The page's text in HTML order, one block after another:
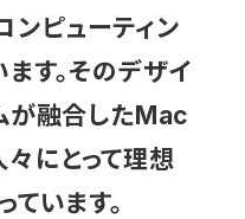
ンピューティン
す。そのデザイ
が融合したMac
にとって理想
ています。